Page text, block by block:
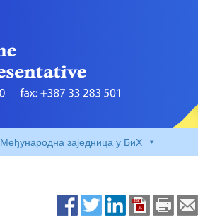
Међународна заједница у БиХ